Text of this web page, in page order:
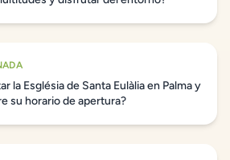
la Església de Santa Eulàlia en Palma y
su horario de apertura?